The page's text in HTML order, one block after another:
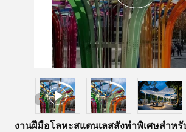
งานฝีมือโลหะสแตนเลสสั่งทำพิเศษสำห